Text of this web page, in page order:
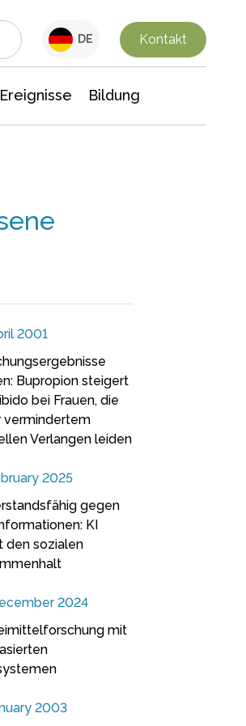
DE Kontakt
Bildung
2001
Bupropion steigert
bei Frauen, die
vermindertem
Verlangen leiden
2025
gegen
KI
den sozialen
2024
mit
2003